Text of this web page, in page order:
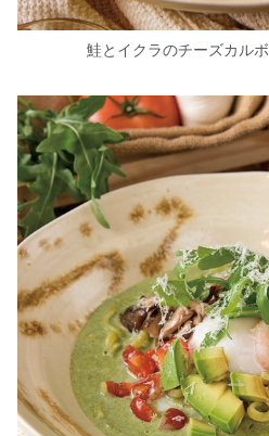
鮭とイクラのチーズカル